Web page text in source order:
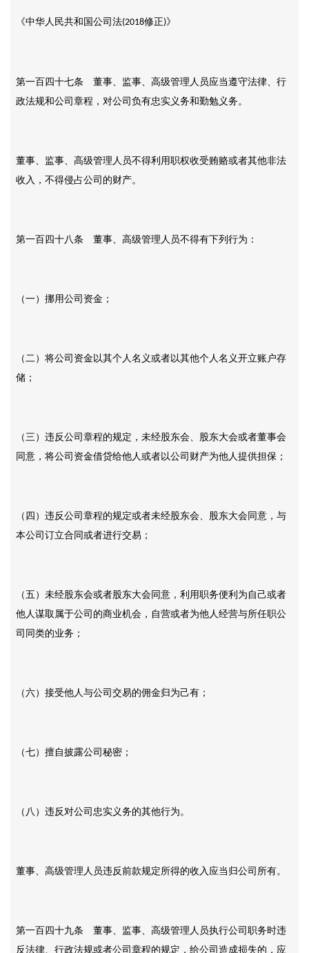
《中华人民共和国公司法(2018修正)》
第一百四十七条 董事、监事、高级管理人员应当遵守法律、行
政法规和公司章程，对公司负有忠实义务和勤勉义务。
董事、监事、高级管理人员不得利用职权收受贿赂或者其他非法
收入，不得侵占公司的财产。
第一百四十八条 董事、高级管理人员不得有下列行为：
（一）挪用公司资金；
（二）将公司资金以其个人名义或者以其他个人名义开立账户存
储；
（三）违反公司章程的规定，未经股东会、股东大会或者董事会
同意，将公司资金借贷给他人或者以公司财产为他人提供担保；
（四）违反公司章程的规定或者未经股东会、股东大会同意，与
本公司订立合同或者进行交易；
（五）未经股东会或者股东大会同意，利用职务便利为自己或者
他人谋取属于公司的商业机会，自营或者为他人经营与所任职公
司同类的业务；
（六）接受他人与公司交易的佣金归为己有；
（七）擅自披露公司秘密；
（八）违反对公司忠实义务的其他行为。
董事、高级管理人员违反前款规定所得的收入应当归公司所有。
第一百四十九条 董事、监事、高级管理人员执行公司职务时违
反法律、行政法规或者公司章程的规定，给公司造成损失的，应